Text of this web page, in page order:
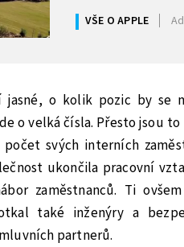
VŠE O APPLE
o kolik pozic by se
o velká čísla. Přesto jsou
svých interních
ukončila pracovní
zaměstnanců. Ti
také inženýry a
partnerů.